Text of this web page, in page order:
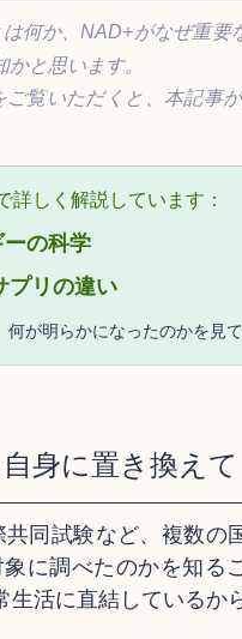
何か、NAD+がなぜ重要
と思います。
覧いただくと、本記事
しく解説しています：
の科学
プリの違い
が明らかになったのかを見て
身に置き換えて
同試験など、複数の
に調べたのかを知る
活に直結しているか